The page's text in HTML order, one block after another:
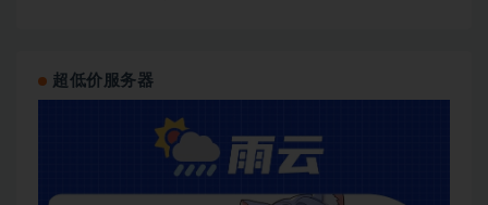
超低价服务器